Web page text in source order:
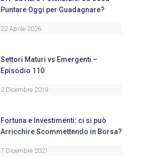
Puntare Oggi per Guadagnare?
22 Aprile 2026
Settori Maturi vs Emergenti –
Episodio 110
2 Dicembre 2019
Fortuna e Investimenti: ci si può
Arricchire Scommettendo in Borsa?
7 Dicembre 2021